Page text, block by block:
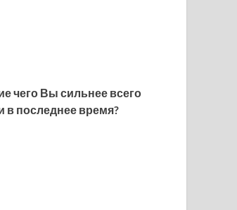
чего Вы сильнее всего
в последнее время?